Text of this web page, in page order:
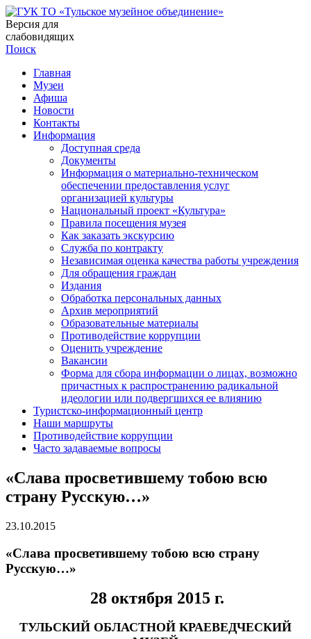
Версия для
слабовидящих
Поиск
Главная
Музеи
Афиша
Новости
Контакты
Информация
Доступная среда
Документы
Информация о материально-техническом
обеспечении предоставления услуг
организацией культуры
Национальный проект «Культура»
Правила посещения музея
Как заказать экскурсию
Служба по контракту
Независимая оценка качества работы учреждения
Для обращения граждан
Издания
Обработка персональных данных
Архив мероприятий
Образовательные материалы
Противодействие коррупции
Оценить учреждение
Вакансии
Форма для сбора информации о лицах, возможно
причастных к распространению радикальной
идеологии или подвергшихся ее влиянию
Туристско-информационный центр
Наши маршруты
Противодействие коррупции
Часто задаваемые вопросы
«Слава просветившему тобою всю
страну Русскую…»
23.10.2015
«Слава просветившему тобою всю страну
Русскую…»
28 октября 2015 г.
ТУЛЬСКИЙ ОБЛАСТНОЙ КРАЕВЕДЧЕСКИЙ